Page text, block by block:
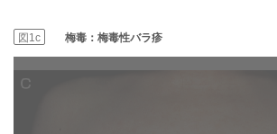
図1c 梅毒：梅毒性バラ疹